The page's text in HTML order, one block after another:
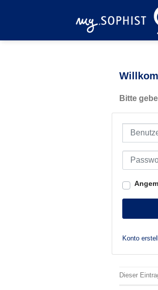
Bitte
Passwort
Konto
Dieser